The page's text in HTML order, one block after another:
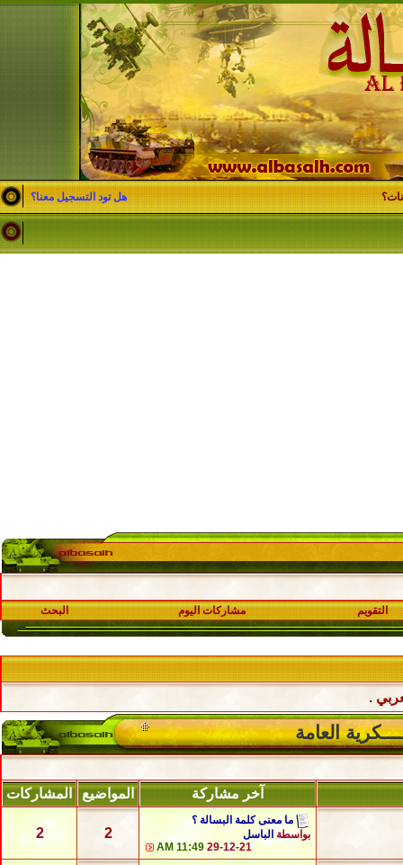
هل تود التسجيل معنا؟
التقويم مشاركات اليوم البحث
.
العامة
آخر مشاركة المواضيع المشاركات
ما معنى كلمة البسالة ؟
بواسطة الباسل
29-12-21
11:49 AM
2
2